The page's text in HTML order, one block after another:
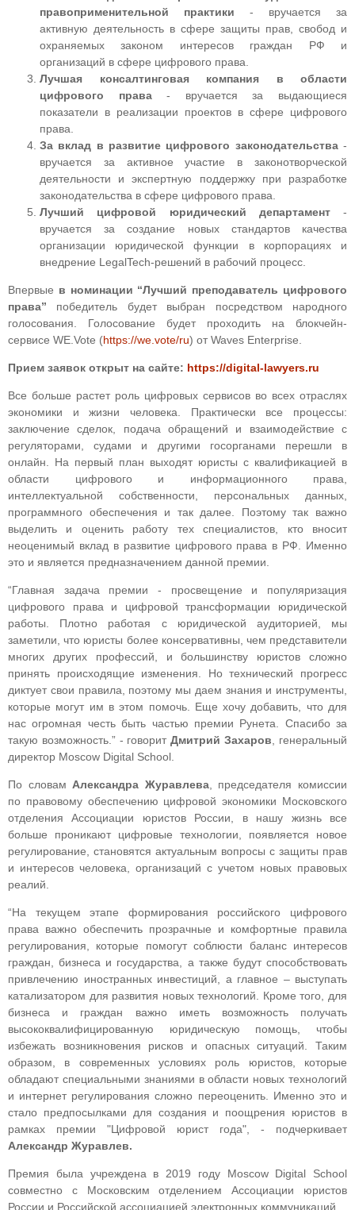
правоприменительной практики - вручается за
активную деятельность в сфере защиты прав, свобод и
охраняемых законом интересов граждан РФ и
организаций в сфере цифрового права.
Лучшая консалтинговая компания в области
цифрового права- вручается за выдающиеся
показатели в реализации проектов в сфере цифрового
права.
За вклад в развитие цифрового законодательства-
вручается за активное участие в законотворческой
деятельности и экспертную поддержку при разработке
законодательства в сфере цифрового права.
Лучший цифровой юридический департамент -
вручается за создание новых стандартов качества
организации юридической функции в корпорациях и
внедрение LegalTech-решений в рабочий процесс.
Впервые в номинации “Лучший преподаватель цифрового
права” победитель будет выбран посредством народного
голосования. Голосование будет проходить на блокчейн-
сервисе WE.Vote (https://we.vote/ru) от Waves Enterprise.
Прием заявок открыт на сайте: https://digital-lawyers.ru
Все больше растет роль цифровых сервисов во всех отраслях
экономики и жизни человека. Практически все процессы:
заключение сделок, подача обращений и взаимодействие с
регуляторами, судами и другими госорганами перешли в
онлайн. На первый план выходят юристы с квалификацией в
области цифрового и информационного права,
интеллектуальной собственности, персональных данных,
программного обеспечения и так далее. Поэтому так важно
выделить и оценить работу тех специалистов, кто вносит
неоценимый вклад в развитие цифрового права в РФ. Именно
это и является предназначением данной премии.
“Главная задача премии - просвещение и популяризация
цифрового права и цифровой трансформации юридической
работы. Плотно работая с юридической аудиторией, мы
заметили, что юристы более консервативны, чем представители
многих других профессий, и большинству юристов сложно
принять происходящие изменения. Но технический прогресс
диктует свои правила, поэтому мы даем знания и инструменты,
которые могут им в этом помочь. Еще хочу добавить, что для
нас огромная честь быть частью премии Рунета. Спасибо за
такую возможность.” - говоритДмитрий Захаров , генеральный
директор Moscow Digital School.
По словам Александра Журавлева, председателя комиссии
по правовому обеспечению цифровой экономики Московского
отделения Ассоциации юристов России, в нашу жизнь все
больше проникают цифровые технологии, появляется новое
регулирование, становятся актуальным вопросы с защиты прав
и интересов человека, организаций с учетом новых правовых
реалий.
“На текущем этапе формирования российского цифрового
права важно обеспечить прозрачные и комфортные правила
регулирования, которые помогут соблюсти баланс интересов
граждан, бизнеса и государства, а также будут способствовать
привлечению иностранных инвестиций, а главное – выступать
катализатором для развития новых технологий. Кроме того, для
бизнеса и граждан важно иметь возможность получать
высококвалифицированную юридическую помощь, чтобы
избежать возникновения рисков и опасных ситуаций. Таким
образом, в современных условиях роль юристов, которые
обладают специальными знаниями в области новых технологий
и интернет регулирования сложно переоценить. Именно это и
стало предпосылками для создания и поощрения юристов в
рамках премии "Цифровой юрист года", - подчеркивает
Александр Журавлев.
Премия была учреждена в 2019 году Moscow Digital School
совместно с Московским отделением Ассоциации юристов
России и Российской ассоциацией электронных коммуникаций.